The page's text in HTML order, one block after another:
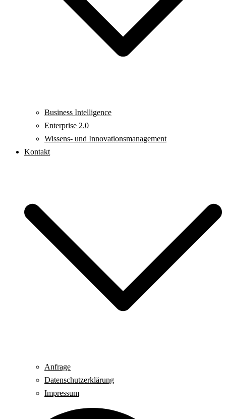
Business Intelligence
Enterprise 2.0
Wissens- und Innovationsmanagement
Kontakt
Anfrage
Datenschutzerklärung
Impressum